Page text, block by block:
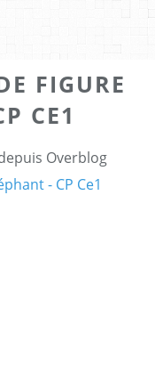
FIGURE
CE1
Overblog